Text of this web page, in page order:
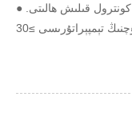
● ئەقلىي ئىقتىدارلىق شامالدۇرغۇچنى كونترول قىلىش ھالىتى.